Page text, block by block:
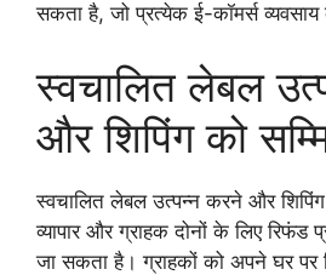
सकता है, जो प्रत्येक ई-कॉमर्स
स्वचालित लेबल
और शिपिंग को
स्वचालित लेबल उत्पन्न करने और
व्यापार और ग्राहक दोनों के लिए रिफंड
जा सकता है। ग्राहकों को अपने घर पर